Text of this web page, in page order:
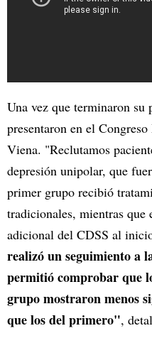
Una vez que terminaron
presentaron en el
Viena. "Reclutamos
depresión unipolar, que
primer grupo recibió
tradicionales, mientras
adicional del CDSS al
realizó un seguimiento a
permitió comprobar que
grupo mostraron menos
que los del primero",